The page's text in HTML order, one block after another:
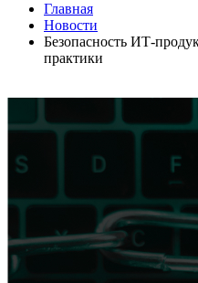
Главная
Новости
Безопасность ИТ-
практики